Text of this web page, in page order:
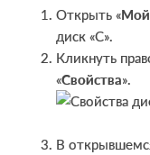
Открыть «
диск «С».
Кликнуть
«Свойства».
В